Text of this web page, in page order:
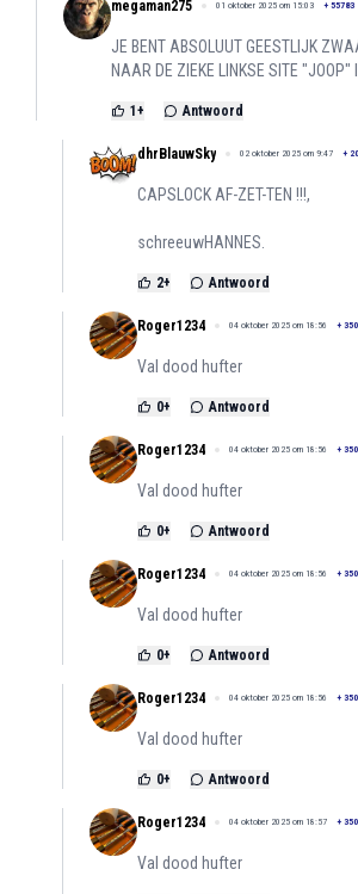
megaman275 01 oktober 2025 om 15:03 + 55783
JE BENT ABSOLUUT GEESTLIJK
NAAR DE ZIEKE LINKSE SITE "JOOP"
1 + Antwoord
dhrBlauwSky 02 oktober 2025 om 9:47 +
CAPSLOCK AF-ZET-TEN !!!,
schreeuwHANNES.
2+ Antwoord
Roger1234 04 oktober 2025 om 18:56 +
Val dood hufter
0+ Antwoord
Roger1234 04 oktober 2025 om 18:56 +
Val dood hufter
0+ Antwoord
Roger1234 04 oktober 2025 om 18:56 +
Val dood hufter
0+ Antwoord
Roger1234 04 oktober 2025 om 18:56 +
Val dood hufter
0+ Antwoord
Roger1234 04 oktober 2025 om 18:57 +
Val dood hufter